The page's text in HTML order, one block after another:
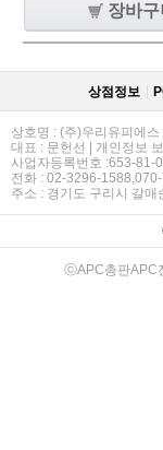
장바구
상점정보
상호명 : (주)우리유피에스
대표 : 문헌선 | 개인정보
사업자등록번호 :653-81-
전화 : 02-3296-
주소 : 경기도 구리시 갈
ⓒAPC총판APC